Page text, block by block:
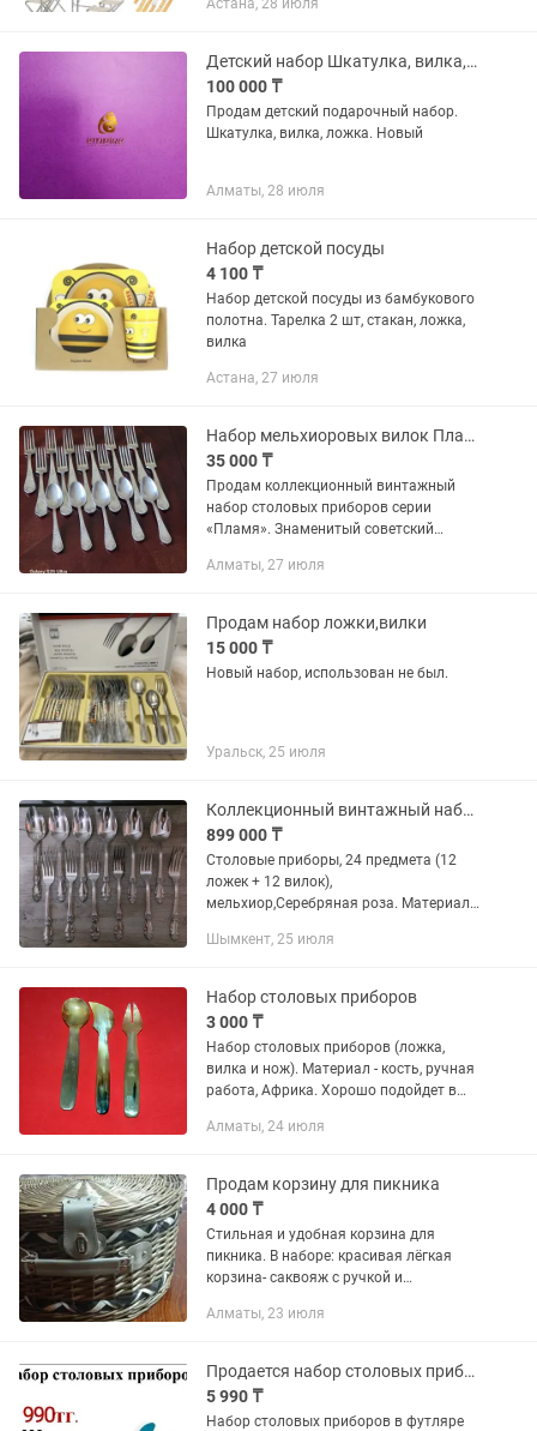
противомоскитная противомоскитная
Астана, 28 июля
Детский набор Шкатулка, вилка, ложка.
100 000 ₸
Продам детский подарочный набор.
Шкатулка, вилка, ложка. Новый
Алматы, 28 июля
Набор детской посуды
4 100 ₸
Набор детской посуды из бамбукового
полотна. Тарелка 2 шт, стакан, ложка,
вилка
Астана, 27 июля
Набор мельхиоровых вилок Пламя 12 шт и 5 ложек
35 000 ₸
Продам коллекционный винтажный
набор столовых приборов серии
«Пламя». Знаменитый советский
высокого качества от Кольчугинского
Очень...
Алматы, 27 июля
Продам набор ложки,вилки
15 000 ₸
Новый набор, использован не был.
Уральск, 25 июля
Коллекционный винтажный набор столовых приборов СССР Кольчугино, 1980 г.
899 000 ₸
Столовые приборы, 24 предмета (12
ложек + 12 вилок),
мельхиор,Серебряная роза. Материал:
Вес: ложка 73 г, вилка 63 г, общий 1,63
Шымкент, 25 июля
Набор столовых приборов
3 000 ₸
Набор столовых приборов (ложка,
вилка и нож). Материал - кость, ручная
работа, Африка. Хорошо подойдет в
увлекающегося охотой, рыбалкой или
Алматы, 24 июля
Продам корзину для пикника
4 000 ₸
Стильная и удобная корзина для
пикника. В наборе: красивая лёгкая
корзина- саквояж с ручкой и
( ложки, вилки, ножи, кружки, тарелки,
Алматы, 23 июля
Продается набор столовых приборов TupperWAre, Караганда
5 990 ₸
Набор столовых приборов в футляре